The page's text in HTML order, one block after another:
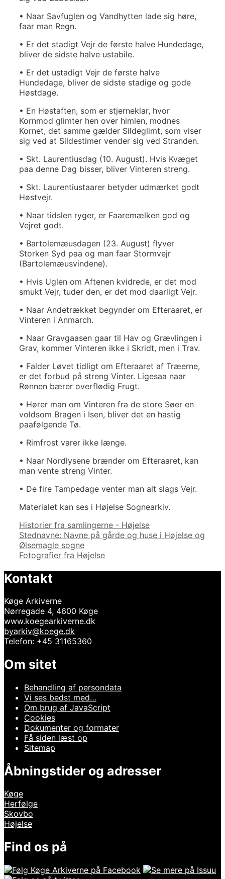
• Naar Savfuglen og Vandhytten lade sig høre,
faar man Regn.
• Er det stadigt Vejr de første halve Hundedage,
bliver de sidste halve ustabile.
• Er det ustadigt Vejr de første halve
Hundedage, bliver de sidste stadige og gode
Høstdage.
• En Høstaften, som er stjerneklar, hvor
Kornmod glimter hen over himlen, modnes
Kornet, det samme gælder Sildeglimt, som viser
sig ved at Sildestimer vender sig ved Stranden.
• Skt. Laurentiusdag (10. August). Hvis Kvæget
paa denne Dag bisser, bliver Vinteren streng.
• Skt. Laurentiustaarer betyder udmærket godt
Høstvejr.
• Naar tidslen ryger, er Faaremælken god og
Vejret godt.
• Bartolemæusdagen (23. August) flyver
Storken Syd paa og man faar Stormvejr
(Bartolemæusvindene).
• Hvis Uglen om Aftenen kvidrede, er det mod
smukt Vejr, tuder den, er det mod daarligt Vejr.
• Naar Andetrækket begynder om Efteraaret, er
Vinteren i Anmarch.
• Naar Gravgaasen gaar til Hav og Grævlingen i
Grav, kommer Vinteren ikke i Skridt, men i Trav.
• Falder Løvet tidligt om Efteraaret af Træerne,
er det forbud på streng Vinter. Ligesaa naar
Rønnen bærer overflødig Frugt.
• Hører man om Vinteren fra de store Søer en
voldsom Bragen i Isen, bliver det en hastig
paafølgende Tø.
• Rimfrost varer ikke længe.
• Naar Nordlysene brænder om Efteraaret, kan
man vente streng Vinter.
• De fire Tampedage venter man alt slags Vejr.
Materialet kan ses i Højelse Sognearkiv.
Kategorier
Historier fra samlingerne - Højelse
Indlægsnavigation
Stednavne: Navne på gårde og huse i Højelse og
Ølsemagle sogne
Fotografier fra Højelse
Kontakt
Køge Arkiverne
Nørregade 4, 4600 Køge
www.koegearkiverne.dk
byarkiv@koege.dk
Telefon: +45 31165360
Om sitet
Behandling af persondata
Vi ses bedst med…
Om brug af JavaScript
Cookies
Dokumenter og formater
Få siden læst op
Sitemap
Åbningstider og adresser
Køge
Herfølge
Skovbo
Højelse
Find os på